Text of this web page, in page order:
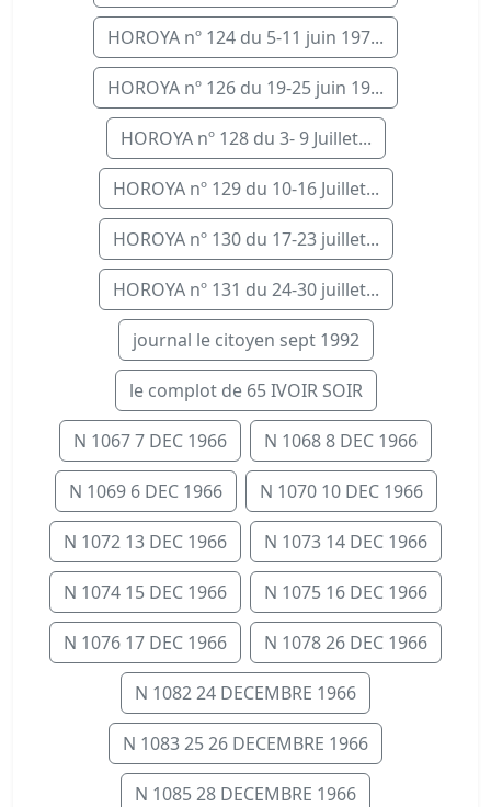
HOROYA nº 124 du 5-11 juin 197...
HOROYA nº 126 du 19-25 juin 19...
HOROYA nº 128 du 3- 9 Juillet...
HOROYA nº 129 du 10-16 Juillet...
HOROYA nº 130 du 17-23 juillet...
HOROYA nº 131 du 24-30 juillet...
journal le citoyen sept 1992
le complot de 65 IVOIR SOIR
N 1067 7 DEC 1966 N 1068 8 DEC 1966
N 1069 6 DEC 1966 N 1070 10 DEC 1966
N 1072 13 DEC 1966 N 1073 14 DEC 1966
N 1074 15 DEC 1966 N 1075 16 DEC 1966
N 1076 17 DEC 1966 N 1078 26 DEC 1966
N 1082 24 DECEMBRE 1966
N 1083 25 26 DECEMBRE 1966
N 1085 28 DECEMBRE 1966